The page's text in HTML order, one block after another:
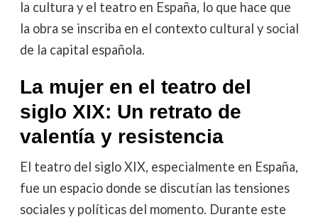
la cultura y el teatro en España, lo que hace que
la obra se inscriba en el contexto cultural y social
de la capital española.
La mujer en el teatro del
siglo XIX: Un retrato de
valentía y resistencia
El teatro del siglo XIX, especialmente en España,
fue un espacio donde se discutían las tensiones
sociales y políticas del momento. Durante este